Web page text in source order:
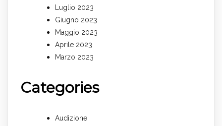
Luglio 2023
Giugno 2023
Maggio 2023
Aprile 2023
Marzo 2023
Categories
Audizione